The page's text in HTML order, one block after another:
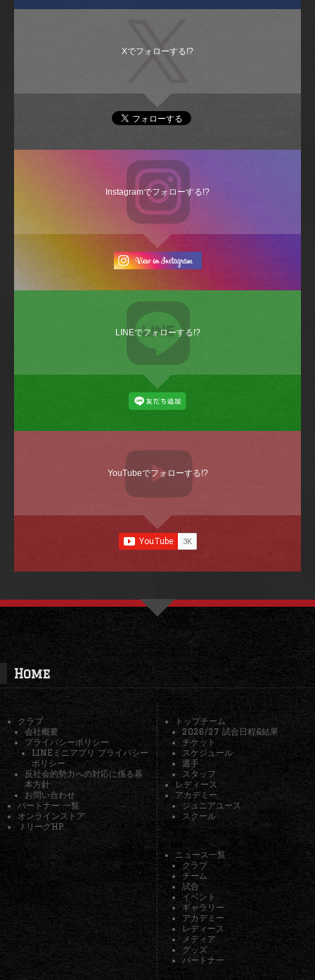
Xでフォローする!?
Instagramでフォローする!?
LINEでフォローする!?
YouTubeでフォローする!?
Home
クラブ
会社概要
プライバシーポリシー
LINEミニアプリ プライバシー
ポリシー
反社会的勢力への対応に係る基
本方針
お問い合わせ
パートナー 一覧
オンラインストア
ＪリーグHP
トップチーム
2026/27 試合日程&結果
チケット
スケジュール
選手
スタッフ
レディース
アカデミー
ジュニアユース
スクール
ニュース一覧
クラブ
チーム
試合
イベント
ギャラリー
アカデミー
レディース
メディア
グッズ
パートナー